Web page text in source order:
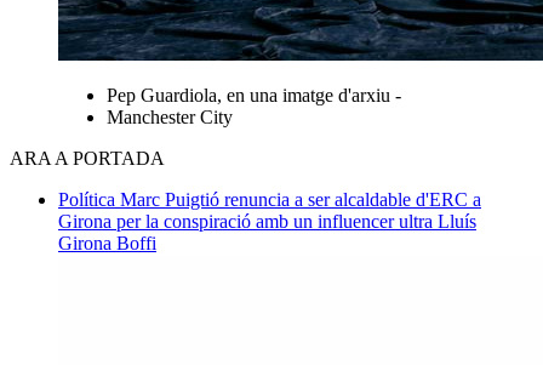
Pep Guardiola, en una imatge d'arxiu -
Manchester City
ARA A PORTADA
Política Marc Puigtió renuncia a ser alcaldable d'ERC a
Girona per la conspiració amb un influencer ultra Lluís
Girona Boffi